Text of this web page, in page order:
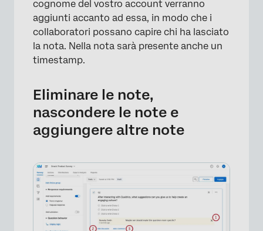
×
×
cognome del vostro account verranno
aggiunti accanto ad essa, in modo che i
collaboratori possano capire chi ha lasciato
la nota. Nella nota sarà presente anche un
timestamp.
Eliminare le note,
nascondere le note e
aggiungere altre note